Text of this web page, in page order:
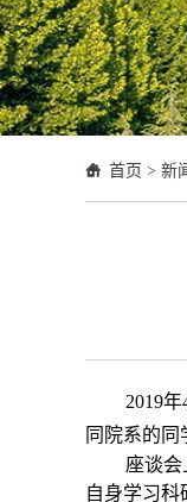
首页 > 新
2019年
同院系的同
座谈会上
自身学习